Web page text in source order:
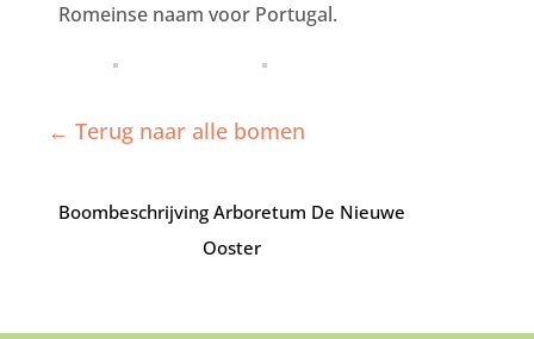
Romeinse naam voor Portugal.
← Terug naar alle bomen
Boombeschrijving Arboretum De Nieuwe
Ooster